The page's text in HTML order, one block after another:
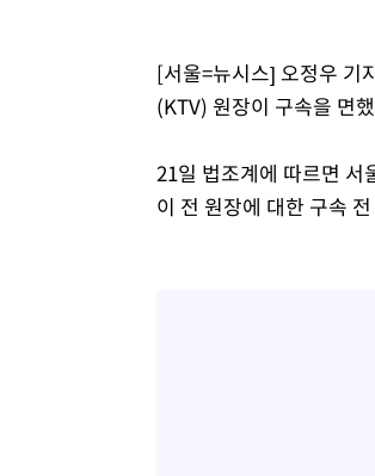
[서울=뉴시스] 오정우 기
(KTV) 원장이 구속을 면
21일 법조계에 따르면 서
이 전 원장에 대한 구속